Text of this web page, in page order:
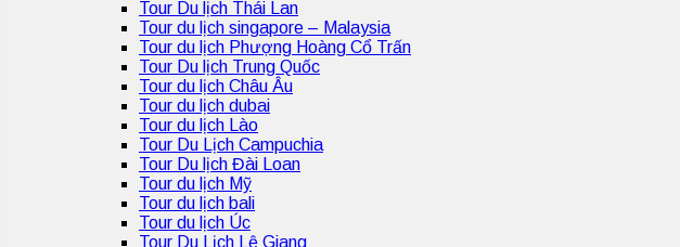
Tour Du lịch Thái Lan
Tour du lịch singapore – Malaysia
Tour du lịch Phượng Hoàng Cổ Trấn
Tour Du lịch Trung Quốc
Tour du lịch Châu Âu
Tour du lịch dubai
Tour du lịch Lào
Tour Du Lịch Campuchia
Tour Du lịch Đài Loan
Tour du lịch Mỹ
Tour du lịch bali
Tour du lịch Úc
Tour Du Lịch Lệ Giang